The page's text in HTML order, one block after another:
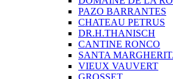
PAZO BARRANTES
CHATEAU PETRUS
DR.H.THANISCH
CANTINE RONCO
SANTA
VIEUX VAUVERT
GROSSET